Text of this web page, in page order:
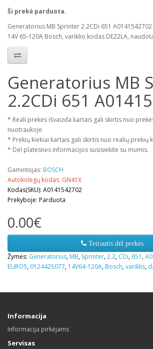
Ši prekė parduota.
Generatorius MB Sprinter 2.2CDi 651
14V 65-120A Bosch, variklio kodas DE22LA,
Generatorius MB
2.2CDi 651
* Reali prekės išvaizda kartais gali skirtis nuo
nuotraukoje.
* Prekių kiekiai kartais gali skirtis nuo realių prekių
* Dėl platesnės informacijos susisiekite su mumis.
Gamintojas: BOSCH
Autokolegų kodas: GN41X
Kodas(SKU): A0141542702
Prekyboje: Parduota
0.00€
Teirautis dėl prekės
Žymės: Generatorius, MB, Sprinter,2.2, CDi, 651 ,
EURO5, 0124425077, 14V64-120A, Bosch,variklis,
Informacija
Informacija pirkėjams
Servisas